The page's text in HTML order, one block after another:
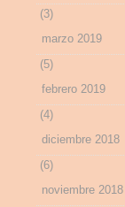
(3)
marzo 2019
(5)
febrero 2019
(4)
diciembre 2018
(6)
noviembre 2018